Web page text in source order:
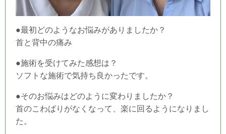
●最初どのようなお悩みがありましたか？
首と背中の痛み
●施術を受けてみた感想は？
ソフトな施術で気持ち良かったです。
●そのお悩みはどのように変わりましたか？
首のこわばりがなくなって、楽に回るようになりまし
た。